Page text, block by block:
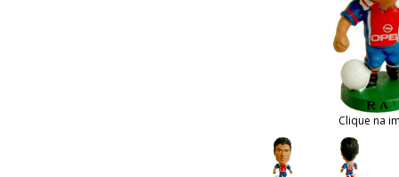
Clique na